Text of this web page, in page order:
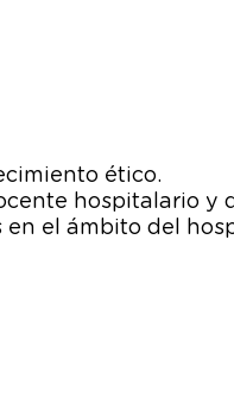
ético.
hospitalario y
en el ámbito del